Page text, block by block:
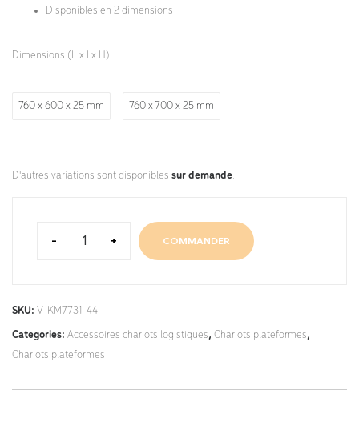
Disponibles en 2 dimensions
Dimensions (L x l x H)
760 x 600 x 25 mm 760 x 700 x 25 mm
D'autres variations sont disponibles sur demande.
- + COMMANDER
SKU: V-KM7731-44
Categories: Accessoires chariots logistiques, Chariots plateformes,
Chariots plateformes